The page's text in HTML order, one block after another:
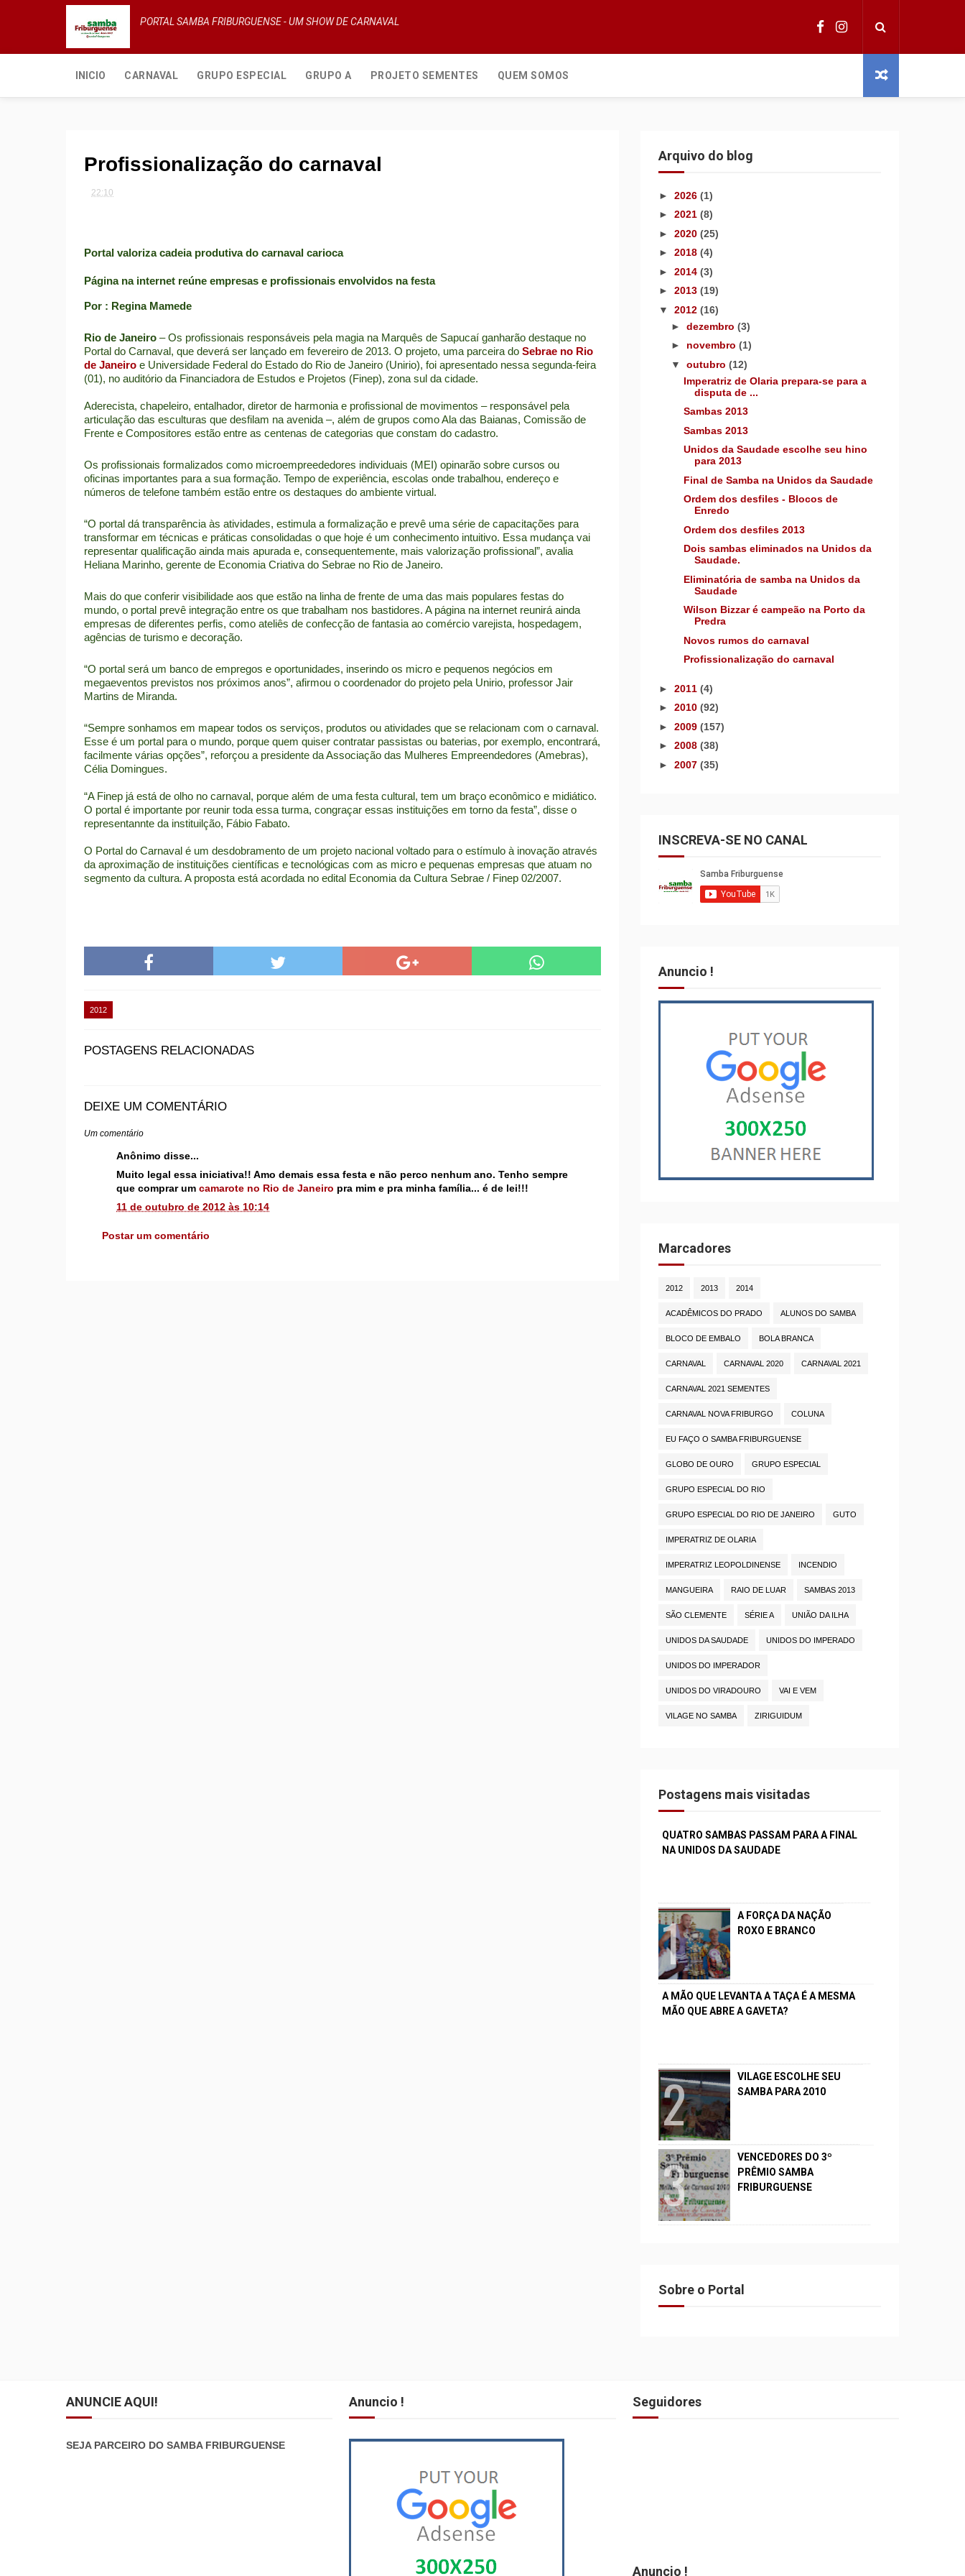
PORTAL SAMBA FRIBURGUENSE - UM SHOW DE CARNAVAL
INICIO CARNAVAL GRUPO ESPECIAL GRUPO A PROJETO SEMENTES QUEM SOMOS
Profissionalização do carnaval
22:10
Portal valoriza cadeia produtiva do carnaval carioca
Página na internet reúne empresas e profissionais envolvidos na festa
Por : Regina Mamede
Rio de Janeiro – Os profissionais responsáveis pela magia na Marquês de Sapucaí ganharão destaque no
Portal do Carnaval, que deverá ser lançado em fevereiro de 2013. O projeto, uma parceira do Sebrae no Rio
de Janeiro e Universidade Federal do Estado do Rio de Janeiro (Unirio), foi apresentado nessa segunda-feira
(01), no auditório da Financiadora de Estudos e Projetos (Finep), zona sul da cidade.
Aderecista, chapeleiro, entalhador, diretor de harmonia e profissional de movimentos – responsável pela
articulação das esculturas que desfilam na avenida –, além de grupos como Ala das Baianas, Comissão de
Frente e Compositores estão entre as centenas de categorias que constam do cadastro.
Os profissionais formalizados como microempreededores individuais (MEI) opinarão sobre cursos ou
oficinas importantes para a sua formação. Tempo de experiência, escolas onde trabalhou, endereço e
números de telefone também estão entre os destaques do ambiente virtual.
“O portal dá transparência às atividades, estimula a formalização e prevê uma série de capacitações para
transformar em técnicas e práticas consolidadas o que hoje é um conhecimento intuitivo. Essa mudança vai
representar qualificação ainda mais apurada e, consequentemente, mais valorização profissional”, avalia
Heliana Marinho, gerente de Economia Criativa do Sebrae no Rio de Janeiro.
Mais do que conferir visibilidade aos que estão na linha de frente de uma das mais populares festas do
mundo, o portal prevê integração entre os que trabalham nos bastidores. A página na internet reunirá ainda
empresas de diferentes perfis, como ateliês de confecção de fantasia ao comércio varejista, hospedagem,
agências de turismo e decoração.
“O portal será um banco de empregos e oportunidades, inserindo os micro e pequenos negócios em
megaeventos previstos nos próximos anos”, afirmou o coordenador do projeto pela Unirio, professor Jair
Martins de Miranda.
“Sempre sonhamos em mapear todos os serviços, produtos ou atividades que se relacionam com o carnaval.
Esse é um portal para o mundo, porque quem quiser contratar passistas ou baterias, por exemplo, encontrará,
facilmente várias opções”, reforçou a presidente da Associação das Mulheres Empreendedores (Amebras),
Célia Domingues.
“A Finep já está de olho no carnaval, porque além de uma festa cultural, tem um braço econômico e midiático.
O portal é importante por reunir toda essa turma, congraçar essas instituições em torno da festa”, disse o
representannte da instituilção, Fábio Fabato.
O Portal do Carnaval é um desdobramento de um projeto nacional voltado para o estímulo à inovação através
da aproximação de instituições científicas e tecnológicas com as micro e pequenas empresas que atuam no
segmento da cultura. A proposta está acordada no edital Economia da Cultura Sebrae / Finep 02/2007.
2012
POSTAGENS RELACIONADAS
DEIXE UM COMENTÁRIO
Um comentário
Anônimo disse...
Muito legal essa iniciativa!! Amo demais essa festa e não perco nenhum ano. Tenho sempre
que comprar um camarote no Rio de Janeiro pra mim e pra minha família... é de lei!!!
11 de outubro de 2012 às 10:14
Postar um comentário
Arquivo do blog
► 2026 (1)
► 2021 (8)
► 2020 (25)
► 2018 (4)
► 2014 (3)
► 2013 (19)
▼ 2012 (16)
► dezembro (3)
► novembro (1)
▼ outubro (12)
Imperatriz de Olaria prepara-se para a
disputa de ...
Sambas 2013
Sambas 2013
Unidos da Saudade escolhe seu hino
para 2013
Final de Samba na Unidos da Saudade
Ordem dos desfiles - Blocos de
Enredo
Ordem dos desfiles 2013
Dois sambas eliminados na Unidos da
Saudade.
Eliminatória de samba na Unidos da
Saudade
Wilson Bizzar é campeão na Porto da
Predra
Novos rumos do carnaval
Profissionalização do carnaval
► 2011 (4)
► 2010 (92)
► 2009 (157)
► 2008 (38)
► 2007 (35)
INSCREVA-SE NO CANAL
Anuncio !
Marcadores
2012 2013 2014
ACADÊMICOS DO PRADO ALUNOS DO SAMBA
BLOCO DE EMBALO BOLA BRANCA
CARNAVAL CARNAVAL 2020 CARNAVAL 2021
CARNAVAL 2021 SEMENTES
CARNAVAL NOVA FRIBURGO COLUNA
EU FAÇO O SAMBA FRIBURGUENSE
GLOBO DE OURO GRUPO ESPECIAL
GRUPO ESPECIAL DO RIO
GRUPO ESPECIAL DO RIO DE JANEIRO GUTO
IMPERATRIZ DE OLARIA
IMPERATRIZ LEOPOLDINENSE INCENDIO
MANGUEIRA RAIO DE LUAR SAMBAS 2013
SÃO CLEMENTE SÉRIE A UNIÃO DA ILHA
UNIDOS DA SAUDADE UNIDOS DO IMPERADO
UNIDOS DO IMPERADOR
UNIDOS DO VIRADOURO VAI E VEM
VILAGE NO SAMBA ZIRIGUIDUM
Postagens mais visitadas
QUATRO SAMBAS PASSAM PARA A FINAL
NA UNIDOS DA SAUDADE
A FORÇA DA NAÇÃO
ROXO E BRANCO
A MÃO QUE LEVANTA A TAÇA É A MESMA
MÃO QUE ABRE A GAVETA?
VILAGE ESCOLHE SEU
SAMBA PARA 2010
VENCEDORES DO 3º
PRÊMIO SAMBA
FRIBURGUENSE
Sobre o Portal
ANUNCIE AQUI!
SEJA PARCEIRO DO SAMBA FRIBURGUENSE
Anuncio ! Seguidores
Anuncio !